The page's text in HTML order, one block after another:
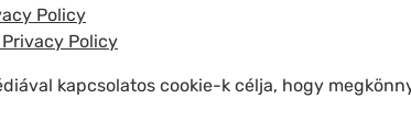
Policy
Policy
kapcsolatos cookie-k célja, hogy